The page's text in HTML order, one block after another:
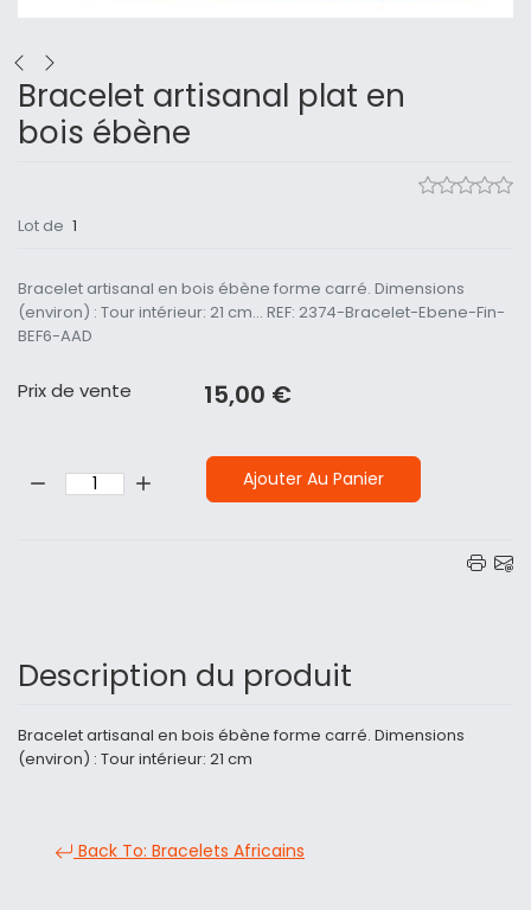
Bracelet artisanal plat en
bois ébène
Lot de 1
Bracelet artisanal en bois ébène forme carré. Dimensions
(environ) : Tour intérieur: 21 cm... REF: 2374-Bracelet-Ebene-Fin-
BEF6-AAD
Prix ​​de vente 15,00 €
Ajouter Au Panier
Description du produit
Bracelet artisanal en bois ébène forme carré. Dimensions
(environ) : Tour intérieur: 21 cm
Back To: Bracelets Africains